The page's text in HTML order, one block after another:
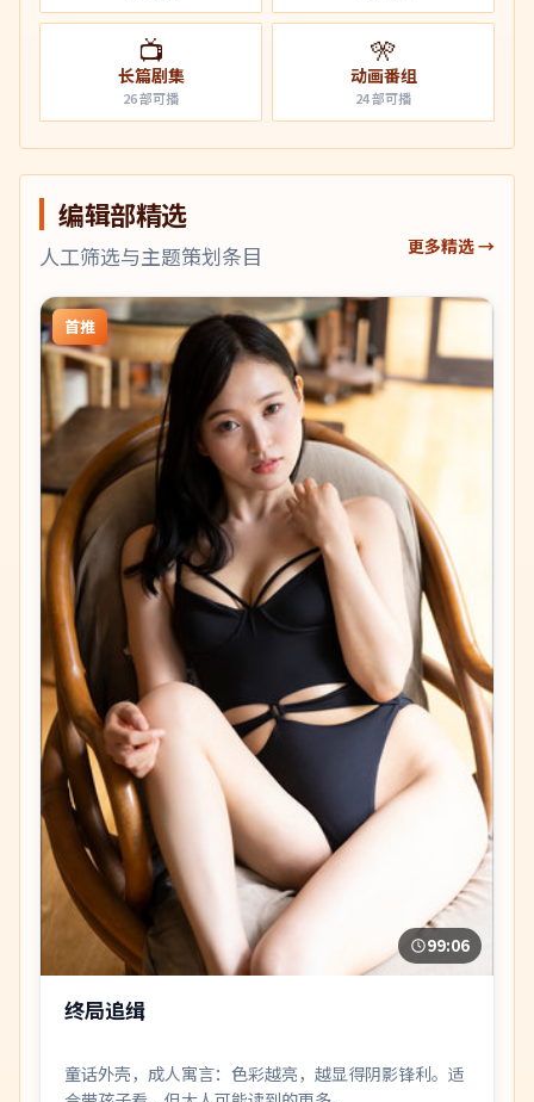
📺
长篇剧集
26部可播
🎌
动画番组
24部可播
编辑部精选
人工筛选与主题策划条目 更多精选 →
首推
99:06
终局追缉
童话外壳，成人寓言：色彩越亮，越显得阴影锋利。适